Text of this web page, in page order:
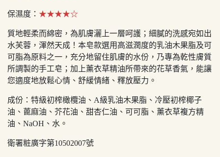
保濕度： ★★★★☆
質地輕柔而綿密，為肌膚灑上一層呵護；細膩的洗感宛如出
水芙蓉，渾然天成！本皂款選用高滋潤度的乳油木果脂及可
可脂為原料之一，充分地留住肌膚的水份，乃專為乾性膚質
所調製的手工皂；加上薰衣草精油所帶來的花草香氣，能讓
您適度地放鬆心情、舒緩情緒、釋放壓力。
成份：特級初榨橄欖油、A級乳油木果脂、冷壓初榨椰子
油、蓖麻油、芥花油、甜杏仁油、可可脂、薰衣草複方精
油、NaOH、水。
衛署粧廣字第10502007號